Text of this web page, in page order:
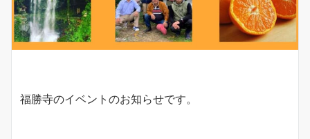
福勝寺のイベントのお知らせです。